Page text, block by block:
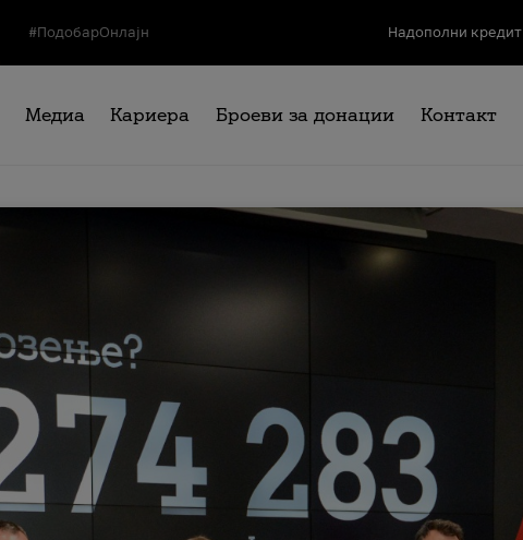
#ПодобарОнлајн Надополни кредит
Медиа Кариера Броеви за донации Контакт